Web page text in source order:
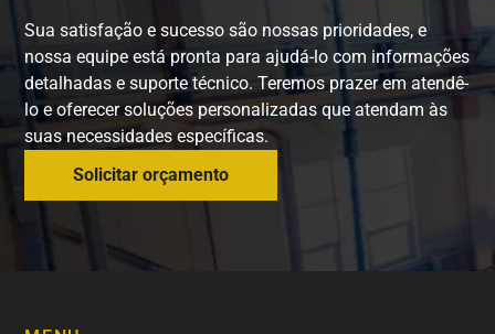
Sua satisfação e sucesso são nossas prioridades, e
nossa equipe está pronta para ajudá-lo com informações
detalhadas e suporte técnico. Teremos prazer em atendê-
lo e oferecer soluções personalizadas que atendam às
suas necessidades específicas.
Solicitar orçamento